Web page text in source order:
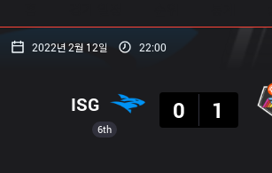
2022년 2월 12일 22:00
6th
ISG
0
1